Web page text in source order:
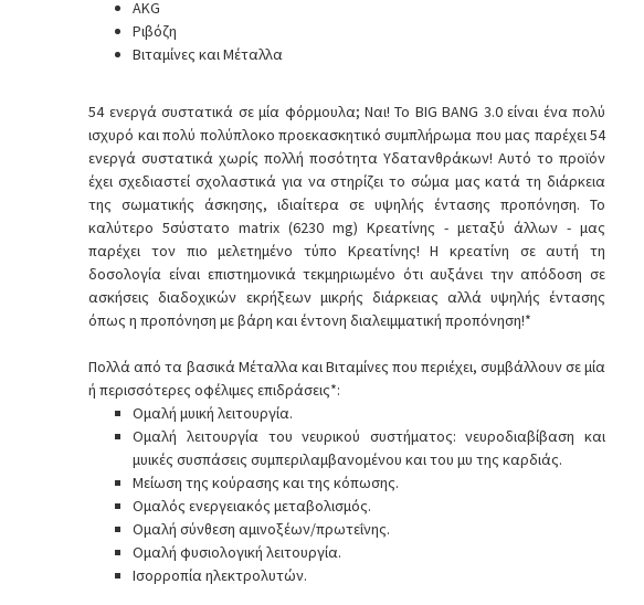
AKG
Ριβόζη
Βιταμίνες και Μέταλλα
54 ενεργά συστατικά σε μία φόρμουλα; Ναι! Το BIG BANG 3.0 είναι ένα πολύ
ισχυρό και πολύ πολύπλοκο προεκασκητικό συμπλήρωμα που μας παρέχει 54
ενεργά συστατικά χωρίς πολλή ποσότητα Υδατανθράκων! Αυτό το προϊόν
έχει σχεδιαστεί σχολαστικά για να στηρίζει το σώμα μας κατά τη διάρκεια
της σωματικής άσκησης, ιδιαίτερα σε υψηλής έντασης προπόνηση. Το
καλύτερο 5σύστατο matrix (6230 mg) Κρεατίνης - μεταξύ άλλων - μας
παρέχει τον πιο μελετημένο τύπο Κρεατίνης! Η κρεατίνη σε αυτή τη
δοσολογία είναι επιστημονικά τεκμηριωμένο ότι αυξάνει την απόδοση σε
ασκήσεις διαδοχικών εκρήξεων μικρής διάρκειας αλλά υψηλής έντασης
όπως η προπόνηση με βάρη και έντονη διαλειμματική προπόνηση!*
Πολλά από τα βασικά Μέταλλα και Βιταμίνες που περιέχει, συμβάλλουν σε μία
ή περισσότερες οφέλιμες επιδράσεις*:
Ομαλή μυική λειτουργία.
Ομαλή λειτουργία του νευρικού συστήματος: νευροδιαβίβαση και
μυικές συσπάσεις συμπεριλαμβανομένου και του μυ της καρδιάς.
Μείωση της κούρασης και της κόπωσης.
Ομαλός ενεργειακός μεταβολισμός.
Ομαλή σύνθεση αμινοξέων/πρωτεΐνης.
Ομαλή φυσιολογική λειτουργία.
Ισορροπία ηλεκτρολυτών.